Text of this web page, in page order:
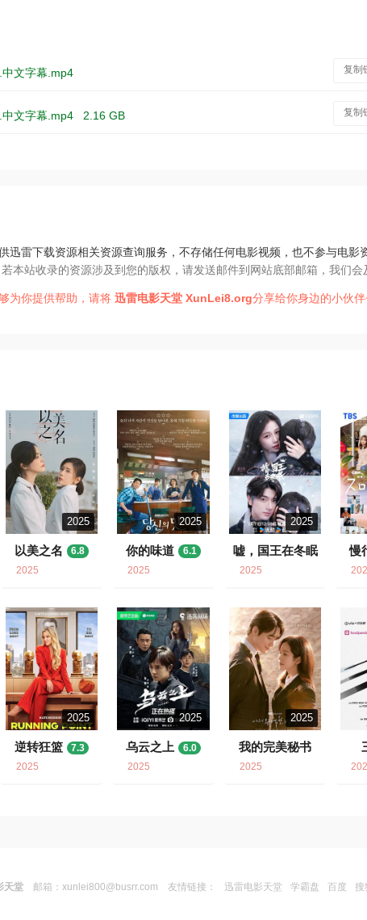
文字幕.mp4 复制
中文字幕.mp4 2.16 GB 复制
迅雷下载资源相关资源查询服务，不存储任何电影视频，也不参与电影
若本站收录的资源涉及到您的版权，请发送邮件到网站底部邮箱，我们会
为你提供帮助，请将迅雷电影天堂 XunLei8.org分享给你身边的小伙
2025
以美之名
6.8
2025
2025
你的味道
6.1
2025
2025
嘘，国王在冬眠
2025
慢
2025
逆转狂篮
7.3
2025
2025
乌云之上
6.0
2025
2025
我的完美秘书
2025
天堂 邮箱：xunlei800@busrr.com 友情链接： 迅雷电影天堂 学霸盘 百度 搜